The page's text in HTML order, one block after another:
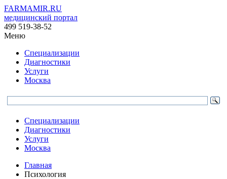
FARMAMIR.RU
медицинский портал
499 519-38-52
Меню
Специализации
Диагностики
Услуги
Москва
Специализации
Диагностики
Услуги
Москва
Главная
Психология